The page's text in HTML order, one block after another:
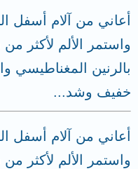
أعاني من آلام أسفل
واستمر الألم لأكثر
بالرنين المغناطيسي
خفيف وشد...
أعاني من آلام أسفل
واستمر الألم لأكثر